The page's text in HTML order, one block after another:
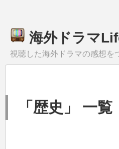
海外ドラマ
視聴した海外ドラマの感想を
「歴史」 一覧